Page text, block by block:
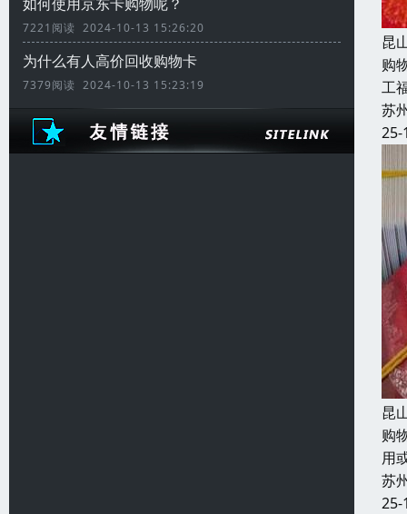
7221阅读 2024-10-13 15:26:20
为什么有人高价回收购物卡
7379阅读 2024-10-13 15:23:19
昆
购
工
苏
25-
昆
购
用
苏
25-